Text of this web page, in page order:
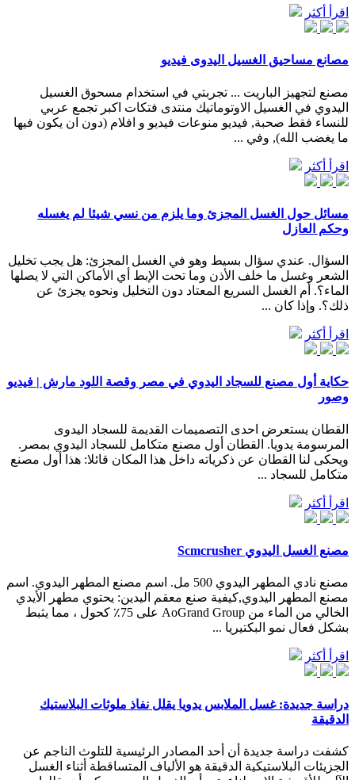
اقرأ أكثر
مصانع مساحيق الغسيل اليدوى فيديو
مصنع لتجهيز الباريت ... تجربتي في استخدام مسحوق الغسيل
اليدوي في الغسيل الاوتوماتيك منتدى فتكات اكبر تجمع عربي
للنساء فقط صحبة, فيديو منوعات فيديو و افلام (دون ان يكون فيها
ما يغضب الله), وفي ...
اقرأ أكثر
مسائل حول الغسل المجزئ وما يلزم من نسي شيئا لم يغسله
وحكم العازل
السؤال. عندي سؤال بسيط وهو في الغسل المجزئ: هل يجب تخليل
الشعر وغسل ما خلف الأذن وما تحت الإبط أي الأماكن التي لا يصلها
الماء؟. أم الغسل السريع المعتاد دون التخليل ونحوه يجزئ عن
ذلك؟. وإذا كان ...
اقرأ أكثر
حكاية أول مصنع للسجاد اليدوي في مصر وقصة اللود مارش | فيديو
وصور
القطان يستعرض احدى التصميمات القديمة للسجاد اليدوى
المرسومة يدويا. القطان أول مصنع متكامل للسجاد اليدوي بمصر.
ويحكى لنا القطان عن ذكرياته داخل هذا المكان قائلا: هذا أول مصنع
متكامل للسجاد ...
اقرأ أكثر
مصنع الغسل اليدوي Scmcrusher
مصنع نادي المطهر اليدوي 500 مل. اسم مصنع المطهر اليدوي. اسم
مصنع المطهر اليدوي,كيفية صنع معقم اليدين: يحتوي مطهر الأيدي
الخالي من الماء من AoGrand Group على 75٪ كحول ، مما يثبط
بشكل فعال نمو البكتيريا ...
اقرأ أكثر
دراسة جديدة: غسل الملابس يدويا يقلل نفاذ ملوثات البلاستيك
الدقيقة
كشفت دراسة جديدة أن أحد المصادر الرئيسية للتلوث الناجم عن
الجزيئات البلاستيكية الدقيقة هو الألياف المتساقطة أثناء الغسل